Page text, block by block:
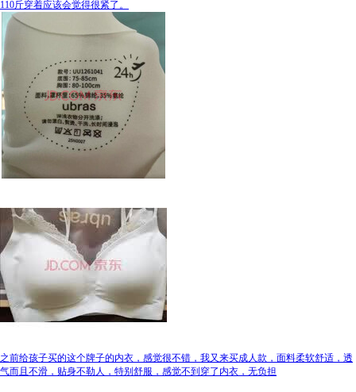
110斤穿着应该会觉得很紧了。
之前给孩子买的这个牌子的内衣，感觉很不错，我又来买成人款，面料柔软舒适，透
气而且不滑，贴身不勒人，特别舒服，感觉不到穿了内衣，无负担